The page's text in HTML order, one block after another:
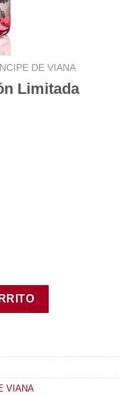
DE VIANA
Limitada
2014 cantidad
VIANA